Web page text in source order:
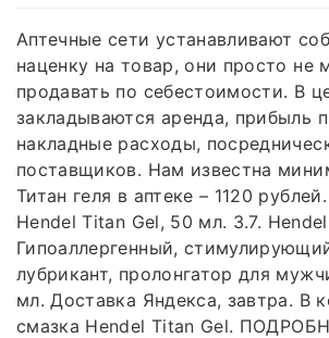
Аптечные сети устанавливают
наценку на товар, они просто не
продавать по себестоимости. В
закладываются аренда, прибыль
накладные расходы,
поставщиков. Нам известна
Титан геля в аптеке – 1120
Hendel Titan Gel, 50 мл. 3.7.
Гипоаллергенный,
лубрикант, пролонгатор для
мл. Доставка Яндекса, завтра. В
смазка Hendel Titan Gel.